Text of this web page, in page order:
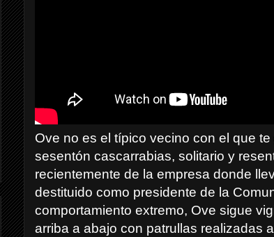
Ove no es el típico vecino con el que
sesentón cascarrabias, solitario y
recientemente de la empresa donde
destituido como presidente de la
comportamiento extremo, Ove sigue
arriba a abajo con patrullas realizadas